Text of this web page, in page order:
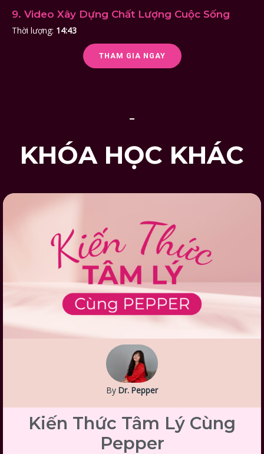
9. Video Xây Dựng Chất Lượng Cuộc Sống
Thời lượng: 14:43
THAM GIA NGAY
KHÓA HỌC KHÁC
ByDr. Pepper
Kiến Thức Tâm Lý Cùng
Pepper